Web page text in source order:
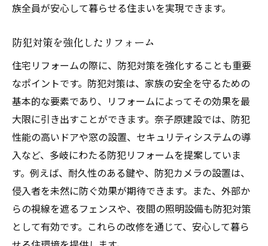
族全員が安心して暮らせる住まいを実現できます。
防犯対策を強化したリフォーム
住宅リフォームの際に、防犯対策を強化することも重要
なポイントです。防犯対策は、家族の安全を守るための
基本的な要素であり、リフォームによってその効果を最
大限に引き出すことができます。奈子原建設では、防犯
性能の高いドアや窓の設置、セキュリティシステムの導
入など、多岐にわたる防犯リフォームを提案していま
す。例えば、耐久性のある鍵や、防犯カメラの設置は、
侵入者を未然に防ぐ効果が期待できます。また、外部か
らの視線を遮るフェンスや、夜間の照明設備も防犯対策
として有効です。これらの改修を通じて、安心して暮ら